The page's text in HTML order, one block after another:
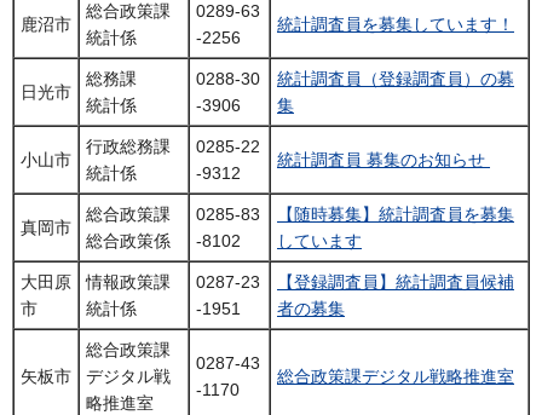
鹿沼市
総合政策課
統計係
0289-63
-2256
統計調査員を募集しています！
日光市
総務課
統計係
0288-30
-3906
統計調査員（登録調査員）の募
集
小山市
行政総務課
統計係
0285-22
-9312
統計調査員 募集のお知らせ
真岡市
総合政策課
総合政策係
0285-83
-8102
【随時募集】統計調査員を募集
しています
大田原
市
情報政策課
統計係
0287-23
-1951
【登録調査員】統計調査員候補
者の募集
矢板市
総合政策課
デジタル戦
略推進室
0287-43
-1170
総合政策課デジタル戦略推進室